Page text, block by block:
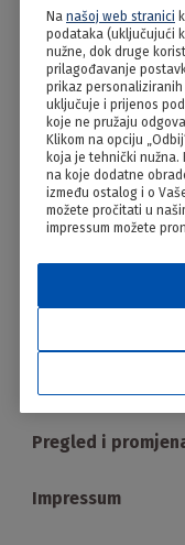
09.06.2022
Tačkrle
Pregled i
Impressum
Na našoj web stranici
podataka (uključujući
nužne, dok druge
prilagođavanje
prikaz
uključuje i prijenos
koje ne pružaju
Klikom na opciju
koja je tehnički nužna.
na koje dodatne
između ostalog i o
možete pročitati u
impressum možete